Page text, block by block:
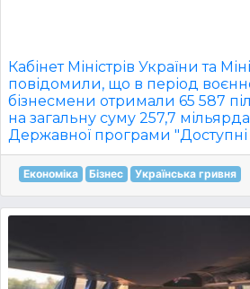
Кабінет Міністрів України та
повідомили, що в період
бізнесмени отримали 65 587
на загальну суму 257,7
Державної програми "Доступні
Економіка Бізнес Українська гривня